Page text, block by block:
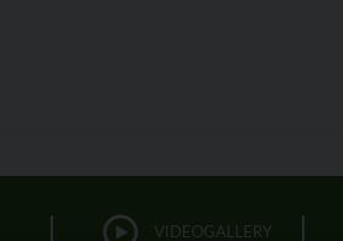
VIDEOGALLERY